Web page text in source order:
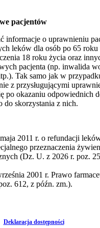
pacjentów
informacje o uprawnieniu
leków dla osób po 65
18 roku życia oraz
pacjenta (np. inwalida
Tak samo jak w
z przysługującymi
po okazaniu odpowiednich
do skorzystania z nich.
2011 r. o refundacji
przeznaczenia
(Dz. U. z 2026 r. poz.
2001 r. Prawo
612, z późn. zm.).
Deklaracja dostępności